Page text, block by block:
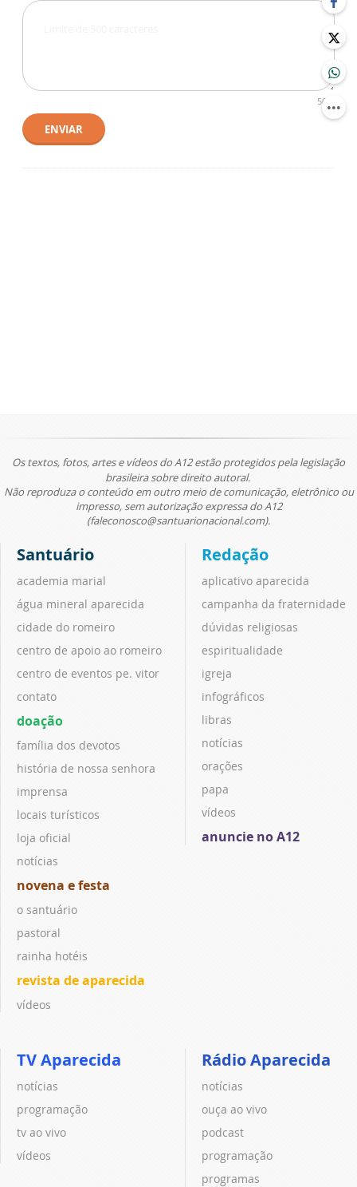
500
ENVIAR
Os textos, fotos, artes e vídeos do A12 estão protegidos pela legislação
brasileira sobre direito autoral.
Não reproduza o conteúdo em outro meio de comunicação, eletrônico ou
impresso, sem autorização expressa do A12
(faleconosco@santuarionacional.com).
Santuário
academia marial
água mineral aparecida
cidade do romeiro
centro de apoio ao romeiro
centro de eventos pe. vitor
contato
doação
família dos devotos
história de nossa senhora
imprensa
locais turísticos
loja oficial
notícias
novena e festa
o santuário
pastoral
rainha hotéis
revista de aparecida
vídeos
Redação
aplicativo aparecida
campanha da fraternidade
dúvidas religiosas
espiritualidade
igreja
infográficos
libras
notícias
orações
papa
vídeos
anuncie no A12
TV Aparecida
notícias
programação
tv ao vivo
vídeos
Rádio Aparecida
notícias
ouça ao vivo
podcast
programação
programas